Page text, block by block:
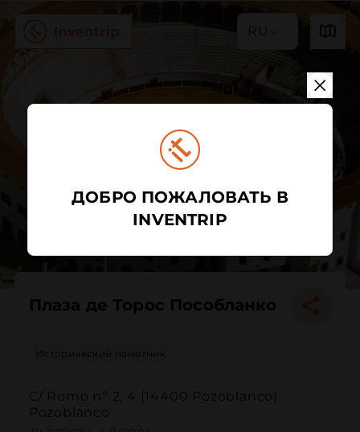
RU
Плаза де Торос Пособланко
Исторический памятник
C/ Romo nº 2, 4 (14400 Pozoblanco)
Pozoblanco
ДОБРО ПОЖАЛОВАТЬ В
INVENTRIP